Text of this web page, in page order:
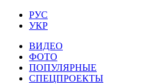
РУС
УКР
ВИДЕО
ФОТО
ПОПУЛЯРНЫЕ
СПЕЦПРОЕКТЫ